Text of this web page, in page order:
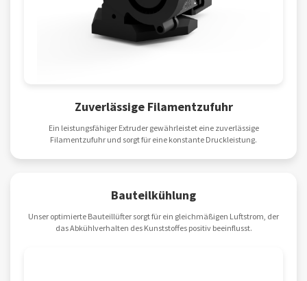
Zuverlässige Filamentzufuhr
Ein leistungsfähiger Extruder gewährleistet eine zuverlässige
Filamentzufuhr und sorgt für eine konstante Druckleistung.
Bauteilkühlung
Unser optimierte Bauteillüfter sorgt für ein gleichmäßigen Luftstrom, der
das Abkühlverhalten des Kunststoffes positiv beeinflusst.